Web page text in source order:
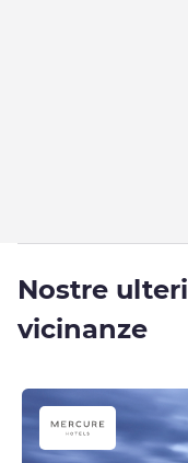
Nostre
vicinanze